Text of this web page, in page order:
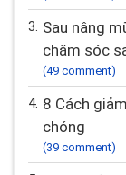
nhất
(51 comment)
Nâng mũi
(50 comment)
chăm sóc
(49 comment)